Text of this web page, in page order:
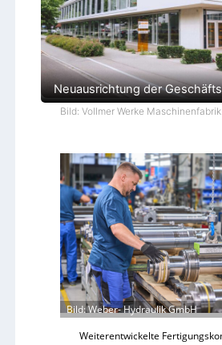
Neuausrichtung der
Bild: Vollmer Werke
Bild: Weber- Hydraulik GmbH
Weiterentwickelte